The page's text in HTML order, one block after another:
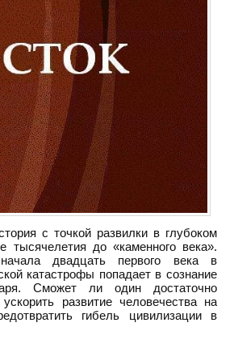
с точкой развилки в глубоком
тысячелетия до «каменного века».
двадцать первого века в
катастрофы попадает в сознание
Сможет ли один достаточно
развитие человечества на
гибель цивилизации в